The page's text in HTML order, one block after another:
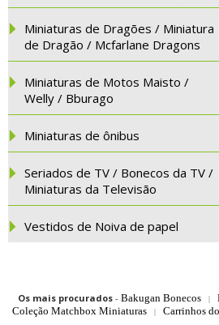
Miniaturas de Dragões / Miniatura
de Dragão / Mcfarlane Dragons
Miniaturas de Motos Maisto /
Welly / Bburago
Miniaturas de ônibus
Seriados de TV / Bonecos da TV /
Miniaturas da Televisão
Vestidos de Noiva de papel
Os mais procurados- Bakugan Bonecos |
Coleção Matchbox Miniaturas
| Carrinhos